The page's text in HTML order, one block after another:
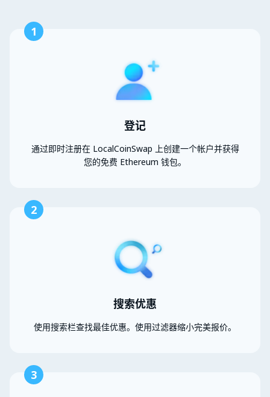
1
登记
通过即时注册在 LocalCoinSwap 上创建一个帐户并获得
您的免费 Ethereum 钱包。
2
搜索优惠
使用搜索栏查找最佳优惠。使用过滤器缩小完美报价。
3